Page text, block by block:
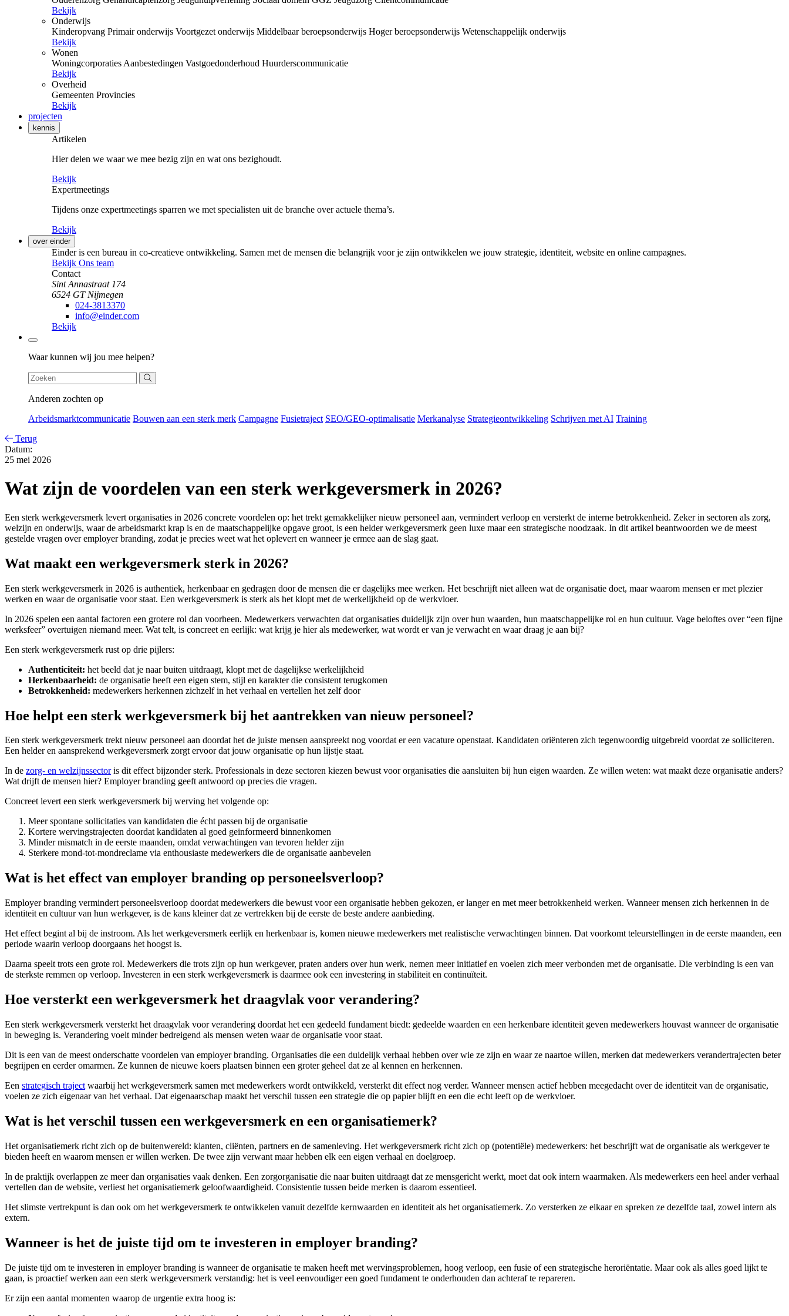
Bekijk
Onderwijs
Kinderopvang Primair onderwijs Voortgezet onderwijs Middelbaar beroepsonderwijs Hoger beroepsonderwijs Wetenschappelijk onderwijs
Bekijk
Wonen
Woningcorporaties Aanbestedingen Vastgoedonderhoud Huurderscommunicatie
Bekijk
Overheid
Gemeenten Provincies
Bekijk
projecten
kennis
Artikelen
Hier delen we waar we mee bezig zijn en wat ons bezighoudt.
Bekijk
Expertmeetings
Tijdens onze expertmeetings sparren we met specialisten uit de branche over actuele thema’s.
Bekijk
over einder
Einder is een bureau in co-creatieve ontwikkeling. Samen met de mensen die belangrijk voor je zijn ontwikkelen we jouw strategie, identiteit, website en online campagnes.
Bekijk Ons team
Contact
Sint Annastraat 174
6524 GT Nijmegen
024-3813370
info@einder.com
Bekijk
Zoeken
Waar kunnen wij jou mee helpen?
Anderen zochten op
Arbeidsmarktcommunicatie Bouwen aan een sterk merk Campagne Fusietraject SEO/GEO-optimalisatie Merkanalyse Strategieontwikkeling Schrijven met AI Training
Terug
Datum:
25 mei 2026
Wat zijn de voordelen van een sterk werkgeversmerk in 2026?
Een sterk werkgeversmerk levert organisaties in 2026 concrete voordelen op: het trekt gemakkelijker nieuw personeel aan, vermindert verloop en versterkt de interne betrokkenheid. Zeker in sectoren als zorg,
welzijn en onderwijs, waar de arbeidsmarkt krap is en de maatschappelijke opgave groot, is een helder werkgeversmerk geen luxe maar een strategische noodzaak. In dit artikel beantwoorden we de meest
gestelde vragen over employer branding, zodat je precies weet wat het oplevert en wanneer je ermee aan de slag gaat.
Wat maakt een werkgeversmerk sterk in 2026?
Een sterk werkgeversmerk in 2026 is authentiek, herkenbaar en gedragen door de mensen die er dagelijks mee werken. Het beschrijft niet alleen wat de organisatie doet, maar waarom mensen er met plezier
werken en waar de organisatie voor staat. Een werkgeversmerk is sterk als het klopt met de werkelijkheid op de werkvloer.
In 2026 spelen een aantal factoren een grotere rol dan voorheen. Medewerkers verwachten dat organisaties duidelijk zijn over hun waarden, hun maatschappelijke rol en hun cultuur. Vage beloftes over “een fijne
werksfeer” overtuigen niemand meer. Wat telt, is concreet en eerlijk: wat krijg je hier als medewerker, wat wordt er van je verwacht en waar draag je aan bij?
Een sterk werkgeversmerk rust op drie pijlers:
Authenticiteit: het beeld dat je naar buiten uitdraagt, klopt met de dagelijkse werkelijkheid
Herkenbaarheid: de organisatie heeft een eigen stem, stijl en karakter die consistent terugkomen
Betrokkenheid: medewerkers herkennen zichzelf in het verhaal en vertellen het zelf door
Hoe helpt een sterk werkgeversmerk bij het aantrekken van nieuw personeel?
Een sterk werkgeversmerk trekt nieuw personeel aan doordat het de juiste mensen aanspreekt nog voordat er een vacature openstaat. Kandidaten oriënteren zich tegenwoordig uitgebreid voordat ze solliciteren.
Een helder en aansprekend werkgeversmerk zorgt ervoor dat jouw organisatie op hun lijstje staat.
In de zorg- en welzijnssectoris dit effect bijzonder sterk. Professionals in deze sectoren kiezen bewust voor organisaties die aansluiten bij hun eigen waarden. Ze willen weten: wat maakt deze organisatie anders?
Wat drijft de mensen hier? Employer branding geeft antwoord op precies die vragen.
Concreet levert een sterk werkgeversmerk bij werving het volgende op:
Meer spontane sollicitaties van kandidaten die écht passen bij de organisatie
Kortere wervingstrajecten doordat kandidaten al goed geïnformeerd binnenkomen
Minder mismatch in de eerste maanden, omdat verwachtingen van tevoren helder zijn
Sterkere mond-tot-mondreclame via enthousiaste medewerkers die de organisatie aanbevelen
Wat is het effect van employer branding op personeelsverloop?
Employer branding vermindert personeelsverloop doordat medewerkers die bewust voor een organisatie hebben gekozen, er langer en met meer betrokkenheid werken. Wanneer mensen zich herkennen in de
identiteit en cultuur van hun werkgever, is de kans kleiner dat ze vertrekken bij de eerste de beste andere aanbieding.
Het effect begint al bij de instroom. Als het werkgeversmerk eerlijk en herkenbaar is, komen nieuwe medewerkers met realistische verwachtingen binnen. Dat voorkomt teleurstellingen in de eerste maanden, een
periode waarin verloop doorgaans het hoogst is.
Daarna speelt trots een grote rol. Medewerkers die trots zijn op hun werkgever, praten anders over hun werk, nemen meer initiatief en voelen zich meer verbonden met de organisatie. Die verbinding is een van
de sterkste remmen op verloop. Investeren in een sterk werkgeversmerk is daarmee ook een investering in stabiliteit en continuïteit.
Hoe versterkt een werkgeversmerk het draagvlak voor verandering?
Een sterk werkgeversmerk versterkt het draagvlak voor verandering doordat het een gedeeld fundament biedt: gedeelde waarden en een herkenbare identiteit geven medewerkers houvast wanneer de organisatie
in beweging is. Verandering voelt minder bedreigend als mensen weten waar de organisatie voor staat.
Dit is een van de meest onderschatte voordelen van employer branding. Organisaties die een duidelijk verhaal hebben over wie ze zijn en waar ze naartoe willen, merken dat medewerkers verandertrajecten beter
begrijpen en eerder omarmen. Ze kunnen de nieuwe koers plaatsen binnen een groter geheel dat ze al kennen en herkennen.
Een strategisch traject waarbij het werkgeversmerk samen met medewerkers wordt ontwikkeld, versterkt dit effect nog verder. Wanneer mensen actief hebben meegedacht over de identiteit van de organisatie,
voelen ze zich eigenaar van het verhaal. Dat eigenaarschap maakt het verschil tussen een strategie die op papier blijft en een die echt leeft op de werkvloer.
Wat is het verschil tussen een werkgeversmerk en een organisatiemerk?
Het organisatiemerk richt zich op de buitenwereld: klanten, cliënten, partners en de samenleving. Het werkgeversmerk richt zich op (potentiële) medewerkers: het beschrijft wat de organisatie als werkgever te
bieden heeft en waarom mensen er willen werken. De twee zijn verwant maar hebben elk een eigen verhaal en doelgroep.
In de praktijk overlappen ze meer dan organisaties vaak denken. Een zorgorganisatie die naar buiten uitdraagt dat ze mensgericht werkt, moet dat ook intern waarmaken. Als medewerkers een heel ander verhaal
vertellen dan de website, verliest het organisatiemerk geloofwaardigheid. Consistentie tussen beide merken is daarom essentieel.
Het slimste vertrekpunt is dan ook om het werkgeversmerk te ontwikkelen vanuit dezelfde kernwaarden en identiteit als het organisatiemerk. Zo versterken ze elkaar en spreken ze dezelfde taal, zowel intern als
extern.
Wanneer is het de juiste tijd om te investeren in employer branding?
De juiste tijd om te investeren in employer branding is wanneer de organisatie te maken heeft met wervingsproblemen, hoog verloop, een fusie of een strategische heroriëntatie. Maar ook als alles goed lijkt te
gaan, is proactief werken aan een sterk werkgeversmerk verstandig: het is veel eenvoudiger een goed fundament te onderhouden dan achteraf te repareren.
Er zijn een aantal momenten waarop de urgentie extra hoog is: